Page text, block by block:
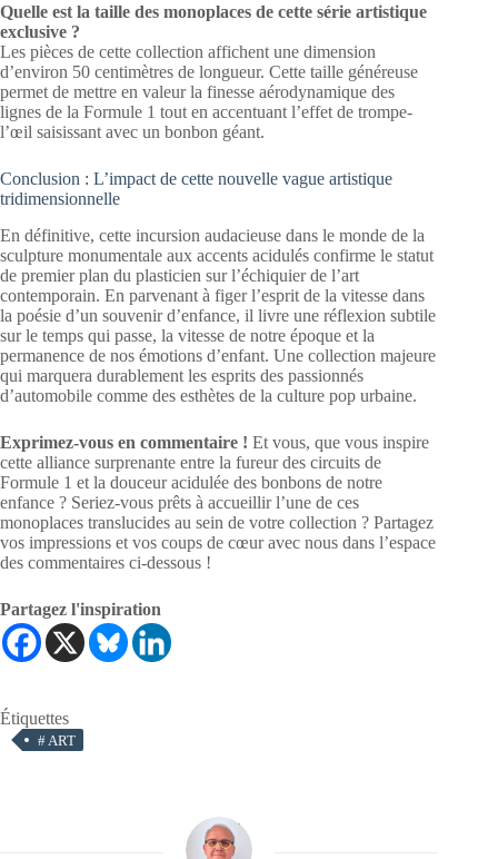
Quelle est la taille des monoplaces de cette série artistique
exclusive ?
Les pièces de cette collection affichent une dimension
d’environ 50 centimètres de longueur. Cette taille généreuse
permet de mettre en valeur la finesse aérodynamique des
lignes de la Formule 1 tout en accentuant l’effet de trompe-
l’œil saisissant avec un bonbon géant.
Conclusion : L’impact de cette nouvelle vague artistique
tridimensionnelle
En définitive, cette incursion audacieuse dans le monde de la
sculpture monumentale aux accents acidulés confirme le statut
de premier plan du plasticien sur l’échiquier de l’art
contemporain. En parvenant à figer l’esprit de la vitesse dans
la poésie d’un souvenir d’enfance, il livre une réflexion subtile
sur le temps qui passe, la vitesse de notre époque et la
permanence de nos émotions d’enfant. Une collection majeure
qui marquera durablement les esprits des passionnés
d’automobile comme des esthètes de la culture pop urbaine.
Exprimez-vous en commentaire ! Et vous, que vous inspire
cette alliance surprenante entre la fureur des circuits de
Formule 1 et la douceur acidulée des bonbons de notre
enfance ? Seriez-vous prêts à accueillir l’une de ces
monoplaces translucides au sein de votre collection ? Partagez
vos impressions et vos coups de cœur avec nous dans l’espace
des commentaires ci-dessous !
Partagez l'inspiration
Étiquettes
# ART